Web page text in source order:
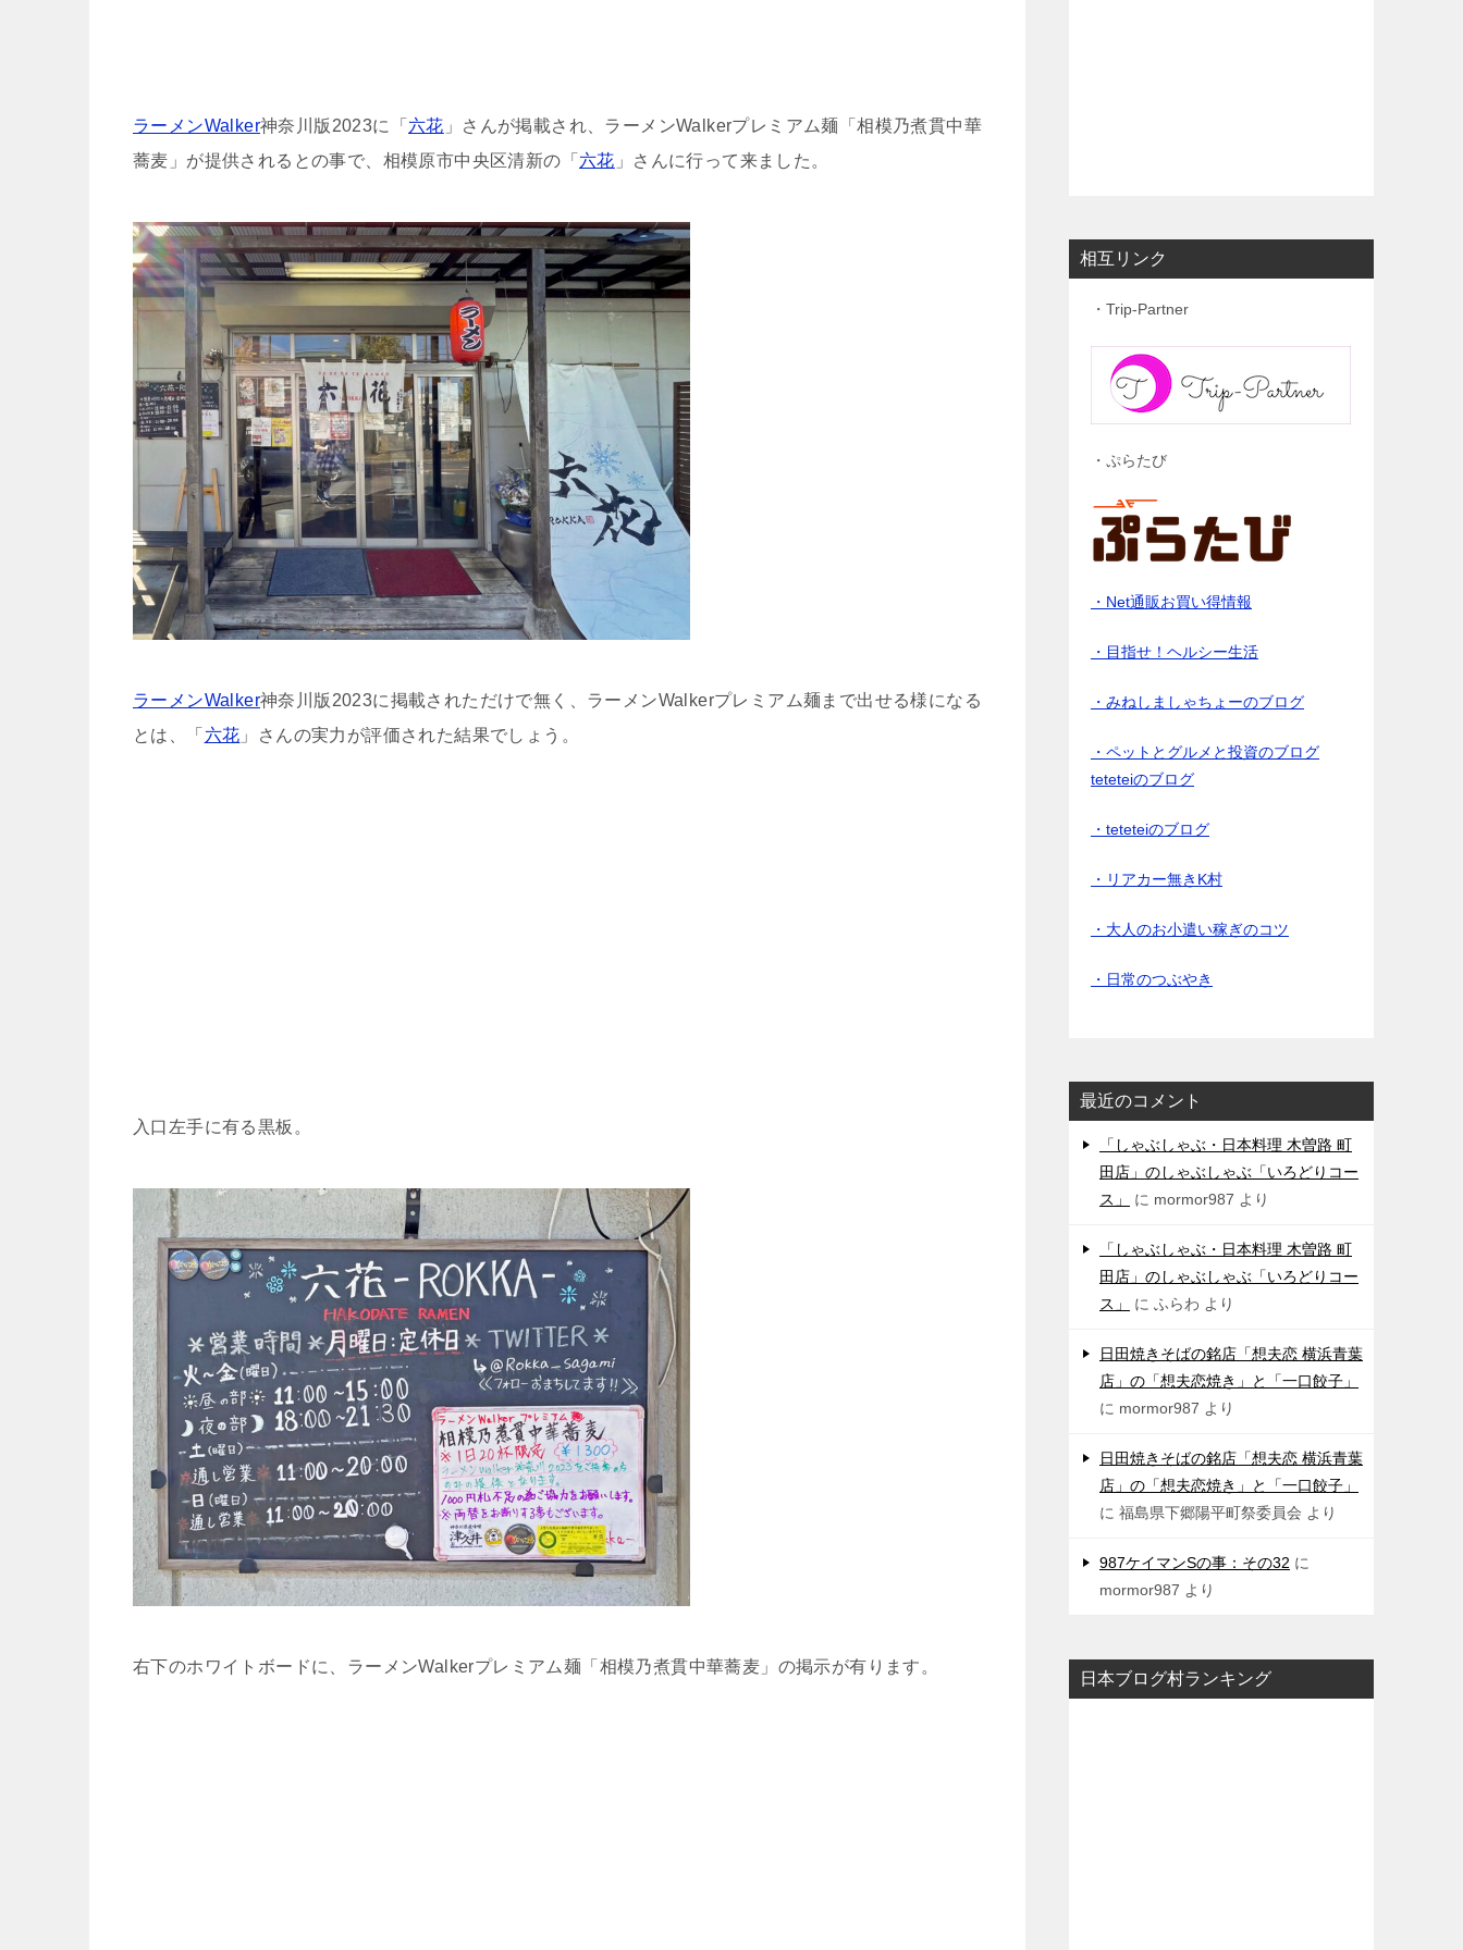
ラーメンWalker神奈川版2023に「 六花 」さんが掲載され、ラーメンWalkerプレミアム麺「相模乃煮貫中華
蕎麦」が提供されるとの事で、相模原市中央区清新の「 六花 」さんに行って来ました。
ラーメンWalker神奈川版2023に掲載されただけで無く、ラーメンWalkerプレミアム麺まで出せる様になる
とは、「 六花 」さんの実力が評価された結果でしょう。
入口左手に有る黒板。
右下のホワイトボードに、ラーメンWalkerプレミアム麺「相模乃煮貫中華蕎麦」の掲示が有ります。
相互リンク
・Trip-Partner
・ぷらたび
・Net通販お買い得情報
・目指せ！ヘルシー生活
・みねしましゃちょーのブログ
・ペットとグルメと投資のブログ
teteteiのブログ
・teteteiのブログ
・リアカー無きK村
・大人のお小遣い稼ぎのコツ
・日常のつぶやき
最近のコメント
「しゃぶしゃぶ・日本料理 木曽路 町
田店」のしゃぶしゃぶ「いろどりコー
ス」
に mormor987 より
「しゃぶしゃぶ・日本料理 木曽路 町
田店」のしゃぶしゃぶ「いろどりコー
ス」
に ふらわ より
日田焼きそばの銘店「想夫恋 横浜青葉
店」の「想夫恋焼き」と「一口餃子」
に mormor987 より
日田焼きそばの銘店「想夫恋 横浜青葉
店」の「想夫恋焼き」と「一口餃子」
に 福島県下郷陽平町祭委員会 より
987ケイマンSの事：その32 に
mormor987 より
日本ブログ村ランキング